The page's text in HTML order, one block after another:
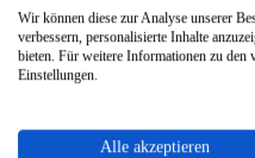
Ähnliche Artikel
Produktgalerie
Wir können diese zur Analyse unserer
verbessern, personalisierte Inhalte
bieten. Für weitere Informationen zu den
Einstellungen.
Alle akzeptieren